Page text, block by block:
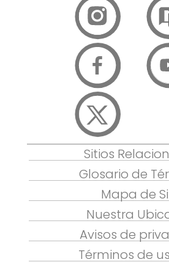
Sitios
Glosario de
Mapa de
Nuestra
Avisos de
Términos de